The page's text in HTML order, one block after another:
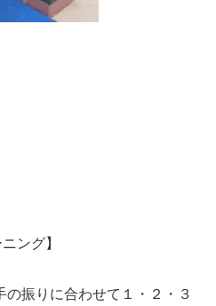
ング】
振りに合わせて１・２・３